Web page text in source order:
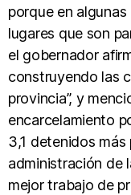
porque en
lugares que son
el gobernador
construyendo las
provincia”, y
encarcelamiento
3,1 detenidos más
administración de
mejor trabajo de